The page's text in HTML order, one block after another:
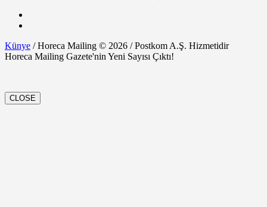
Künye / Horeca Mailing © 2026 / Postkom A.Ş. Hizmetidir
Horeca Mailing Gazete'nin Yeni Sayısı Çıktı!
CLOSE